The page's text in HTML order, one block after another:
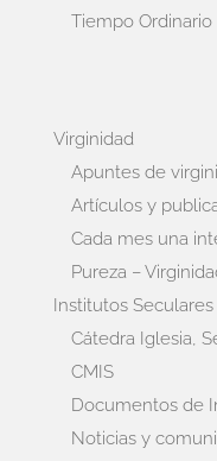
Tiempo Ordinario
Virginidad
Apuntes de
Artículos y
Cada mes una
Pureza –
Institutos Seculares
Cátedra Iglesia,
CMIS
Documentos de
Noticias y